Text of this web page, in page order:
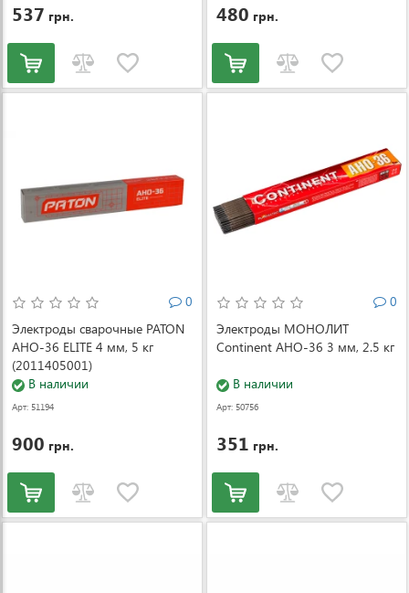
537 грн. 480 грн.
0
Электроды сварочные PATON
АНО-36 ELITE 4 мм, 5 кг
(2011405001)
В наличии
Арт: 51194
900 грн.
0
Электроды МОНОЛИТ
Continent АНО-36 3 мм, 2.5 кг
В наличии
Арт: 50756
351 грн.